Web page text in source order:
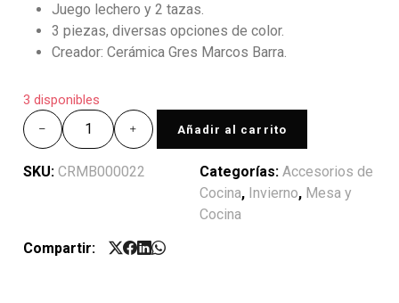
Juego lechero y 2 tazas.
3 piezas, diversas opciones de color.
Creador: Cerámica Gres Marcos Barra.
3 disponibles
Añadir al carrito
SKU: CRMB000022 Categorías: Accesorios de
Cocina, Invierno, Mesa y
Cocina
Compartir: